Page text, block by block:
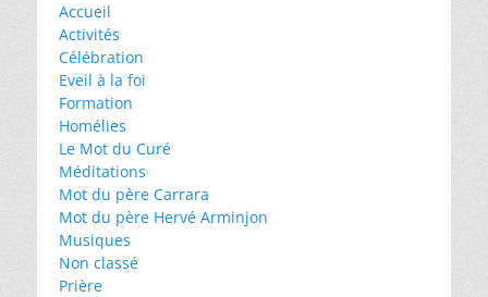
Accueil
Activités
Célébration
Eveil à la foi
Formation
Homélies
Le Mot du Curé
Méditations
Mot du père Carrara
Mot du père Hervé Arminjon
Musiques
Non classé
Prière